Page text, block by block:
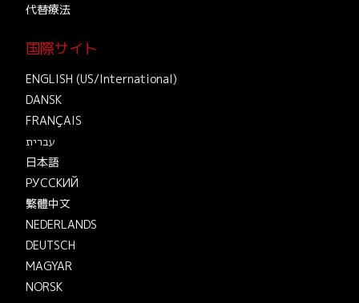
代替療法
国際サイト
ENGLISH (US/International)
DANSK
FRANÇAIS
עברית
日本語
РУССКИЙ
繁體中文
NEDERLANDS
DEUTSCH
MAGYAR
NORSK